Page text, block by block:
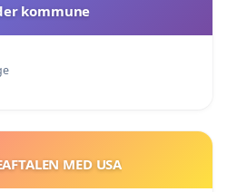
kommune
MED USA